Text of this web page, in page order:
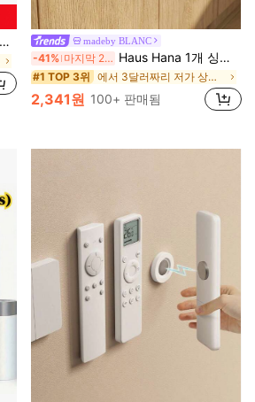
madeby BLANC
-41% 마지막 2일 Haus Hana 1개 싱글 로드 수건 걸이 캐비닛 도어 백 타입 행잉 랙 펀칭 없는 수건 로드
#1 TOP 3위 에서 3달러짜리 저가 상품 주방 보관 및 조직
2,341원 100+ 판매됨